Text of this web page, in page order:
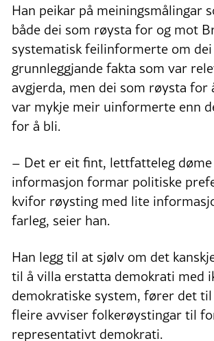
Han peikar på meiningsmålingar
både dei som røysta for og mot
systematisk feilinformerte om dei
grunnleggjande fakta som var
avgjerda, men dei som røysta for
var mykje meir uinformerte enn
for å bli.
– Det er eit fint, lettfatteleg
informasjon formar politiske
kvifor røysting med lite
farleg, seier han.
Han legg til at sjølv om det
til å villa erstatta demokrati med
demokratiske system, fører det
fleire avviser folkerøystingar til
representativt demokrati.